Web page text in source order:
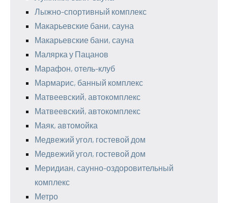
Лыжно-спортивный комплекс
Макарьевские бани, сауна
Макарьевские бани, сауна
Малярка у Пацанов
Марафон, отель-клуб
Мармарис, банный комплекс
Матвеевский, автокомплекс
Матвеевский, автокомплекс
Маяк, автомойка
Медвежий угол, гостевой дом
Медвежий угол, гостевой дом
Меридиан, саунно-оздоровительный
комплекс
Метро